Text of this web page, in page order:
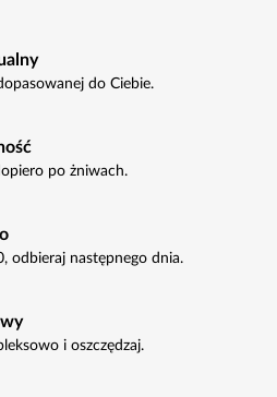
do Ciebie.
po żniwach.
odbieraj następnego dnia.
i oszczędzaj.